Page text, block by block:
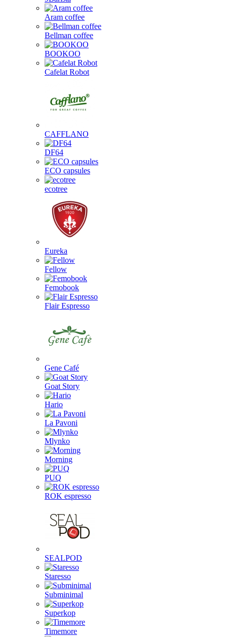
Aram coffee
Bellman coffee
BOOKOO
Cafelat Robot
CAFFLANO
DF64
ECO capsules
ecotree
Eureka
Fellow
Femobook
Flair Espresso
Gene Café
Goat Story
Hario
La Pavoni
Mlynko
Morning
PUQ
ROK espresso
SEALPOD
Staresso
Subminimal
Superkop
Timemore